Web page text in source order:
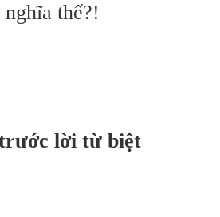
thế?!
ước lời từ biệt